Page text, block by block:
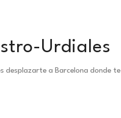
Urdiales
a Barcelona donde